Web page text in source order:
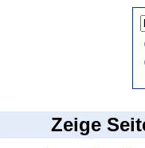
Zeige